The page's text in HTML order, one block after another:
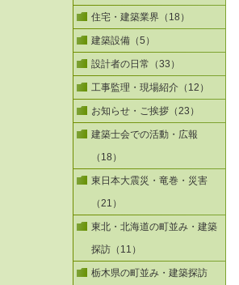
住宅・建築業界（18）
建築設備（5）
設計者の日常（33）
工事監理・現場紹介（12）
お知らせ・ご挨拶（23）
建築士会での活動・広報
（18）
東日本大震災・竜巻・災害
（21）
東北・北海道の町並み・建築
探訪（11）
栃木県の町並み・建築探訪